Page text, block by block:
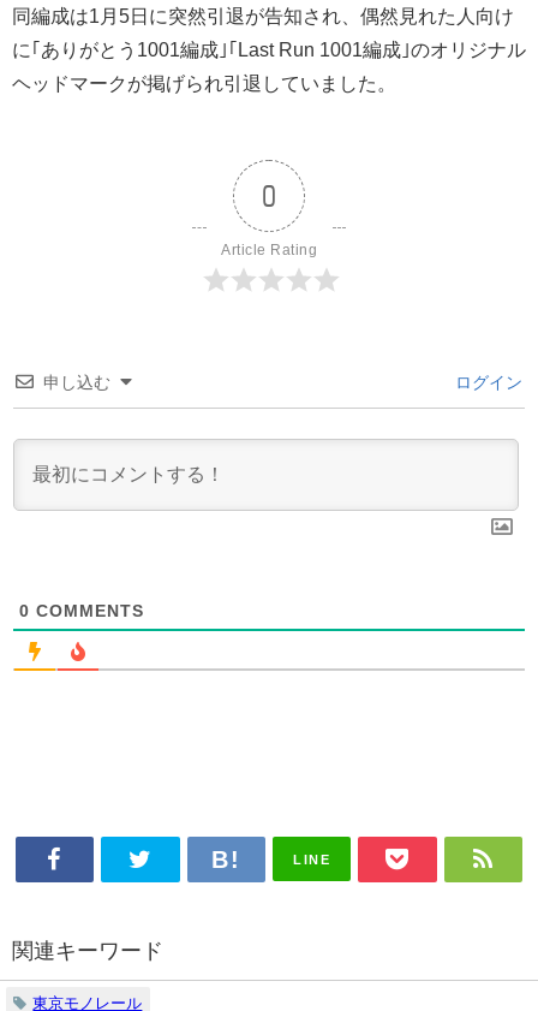
同編成は1月5日に突然引退が告知され、偶然見れた人向け
に｢ありがとう1001編成｣｢Last Run 1001編成｣のオリジナル
ヘッドマークが掲げられ引退していました。
0
Article Rating
申し込む ログイン
0 COMMENTS
LINE
関連キーワード
東京モノレール